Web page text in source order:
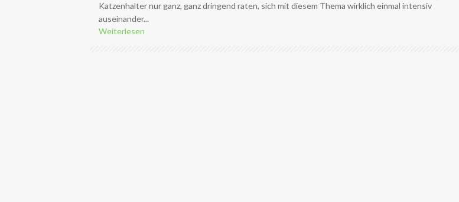
Katzenhalter nur ganz, ganz dringend raten, sich mit diesem Thema wirklich einmal intensiv
auseinander...
Weiterlesen